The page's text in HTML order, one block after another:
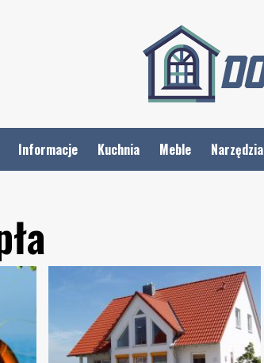
Informacje Kuchnia Meble Narzędzia